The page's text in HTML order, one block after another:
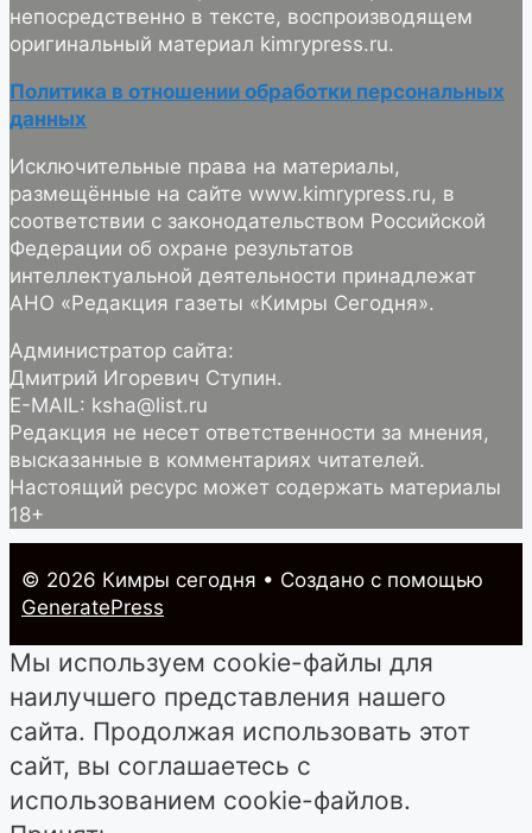
непосредственно в тексте, воспроизводящем
оригинальный материал kimrypress.ru.
Политика в отношении обработки персональных
данных
Исключительные права на материалы,
размещённые на сайте www.kimrypress.ru, в
соответствии с законодательством Российской
Федерации об охране результатов
интеллектуальной деятельности принадлежат
АНО «Редакция газеты «Кимры Сегодня».
Администратор сайта:
Дмитрий Игоревич Ступин.
E-MAIL: ksha@list.ru
Редакция не несет ответственности за мнения,
высказанные в комментариях читателей.
Настоящий ресурс может содержать материалы
18+
© 2026 Кимры cегодня • Создано с помощью
GeneratePress
Мы используем cookie-файлы для
наилучшего представления нашего
сайта. Продолжая использовать этот
сайт, вы соглашаетесь с
использованием cookie-файлов.